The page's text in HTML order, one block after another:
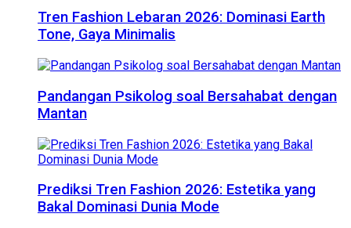
Tren Fashion Lebaran 2026: Dominasi Earth
Tone, Gaya Minimalis
Pandangan Psikolog soal Bersahabat dengan
Mantan
Prediksi Tren Fashion 2026: Estetika yang
Bakal Dominasi Dunia Mode